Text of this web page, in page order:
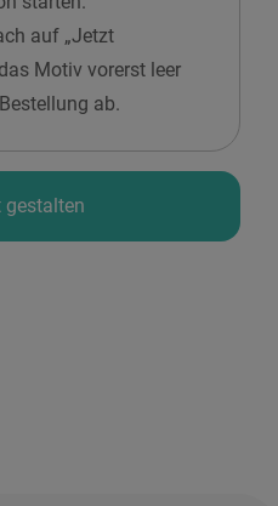
auf „Jetzt
Motiv vorerst leer
ab.
gestalten